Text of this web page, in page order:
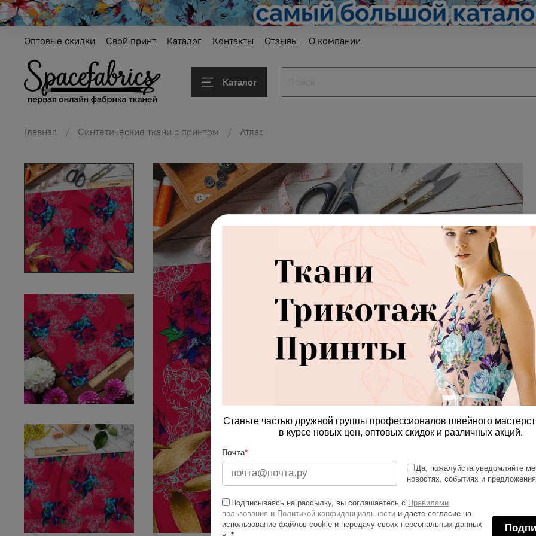
Оптовые скидки Свой принт Каталог Контакты Отзывы О компании
Каталог
Главная Синтетические ткани с принтом Атлас
Станьте частью дружной группы профессионалов швейного
в курсе новых цен, оптовых скидок и различных акций.
Почта*
Да, пожалуйста уведомляйте
новостях, событиях и
Подписываясь на рассылку, вы соглашаетесь с Правилами
пользования и Политикой конфиденциальности и даете согласие на
использование файлов cookie и передачу своих персональных данных